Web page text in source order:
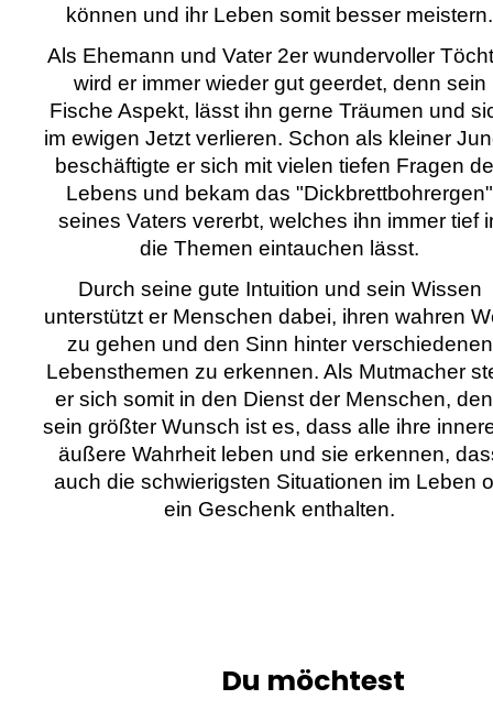
können und ihr Leben somit besser meistern.
Als Ehemann und Vater 2er wundervoller
wird er immer wieder gut geerdet, denn sein
Fische Aspekt, lässt ihn gerne Träumen und
im ewigen Jetzt verlieren. Schon als kleiner
beschäftigte er sich mit vielen tiefen Fragen
Lebens und bekam das "Dickbrettbohrergen"
seines Vaters vererbt, welches ihn immer tief
die Themen eintauchen lässt.
Durch seine gute Intuition und sein Wissen
unterstützt er Menschen dabei, ihren wahren
zu gehen und den Sinn hinter verschiedenen
Lebensthemen zu erkennen. Als Mutmacher
er sich somit in den Dienst der Menschen,
sein größter Wunsch ist es, dass alle ihre
äußere Wahrheit leben und sie erkennen,
auch die schwierigsten Situationen im Leben
ein Geschenk enthalten.
Du möchtest